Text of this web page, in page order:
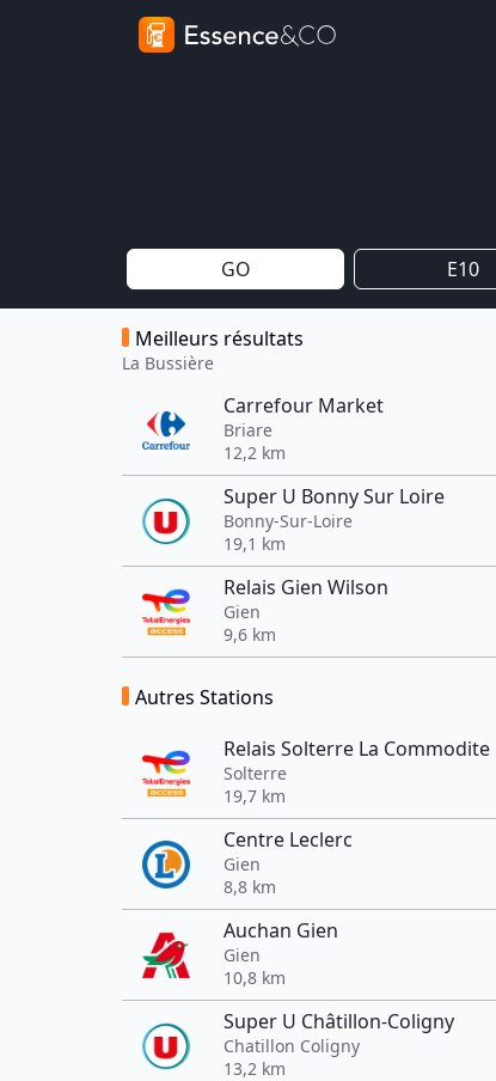
GO E10
Meilleurs résultats
La Bussière
Carrefour Market
Briare
12,2 km
Super U Bonny Sur Loire
Bonny-Sur-Loire
19,1 km
Relais Gien Wilson
Gien
9,6 km
Autres Stations
Relais Solterre La Commodite
Solterre
19,7 km
Centre Leclerc
Gien
8,8 km
Auchan Gien
Gien
10,8 km
Super U Châtillon-Coligny
Chatillon Coligny
13,2 km